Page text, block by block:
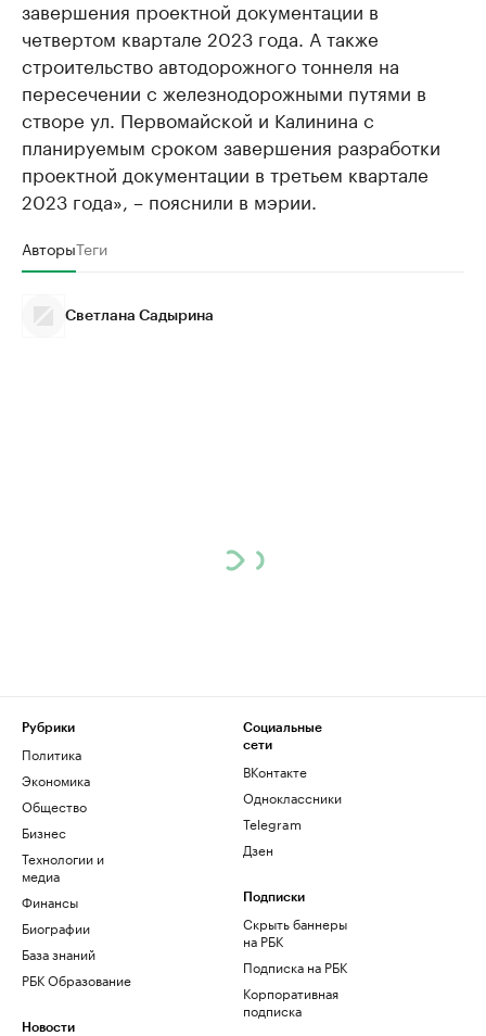
завершения проектной документации в
четвертом квартале 2023 года. А также
строительство автодорожного тоннеля на
пересечении с железнодорожными путями в
створе ул. Первомайской и Калинина с
планируемым сроком завершения разработки
проектной документации в третьем квартале
2023 года», – пояснили в мэрии.
АвторыТеги
Светлана Садырина
Рубрики
Политика
Экономика
Общество
Бизнес
Технологии и
медиа
Финансы
Биографии
База знаний
РБК Образование
Новости
Социальные
сети
ВКонтакте
Одноклассники
Telegram
Дзен
Подписки
Скрыть баннеры
на РБК
Подписка на РБК
Корпоративная
подписка